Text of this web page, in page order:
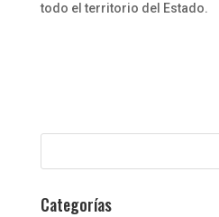
todo el territorio del Estado.
Categorías